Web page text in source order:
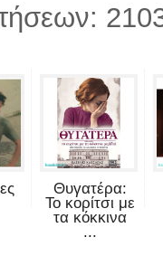
Θυγατέρα:
Το κορίτσι με
τα κόκκινα
...